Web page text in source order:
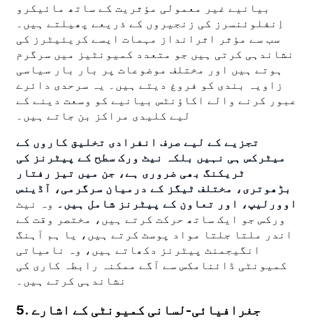
بیانیے غیر معمولی مؤثریت کے ساتھ مائیکرو
اِنفلوئنسرز کی زنجیروں کے ذریعے پھیلتے ہیں۔
سب سے مؤثر اثرانداز مہمات ایسے کریئیٹرز کی
نشاندہی کرتی ہیں جو متعدد کمیونٹیز میں سرگرم
ہوتے ہیں اور مختلف موضوعات پر بار بار سیاسی
زاویہ بندی کو فروغ دیتے ہیں۔ یہ سرحدی دائرے
عبور کرنے والے اکاؤنٹس بیانیے کو وسعت دینے کے
لیے کلیدی مراکز بن جاتے ہیں۔
تجزیے کے لیے صرف انفرادی تخلیق کاروں کے
میٹرکس ہی نہیں بلکہ نیٹ ورک سطح کے پیٹرنز کی
ٹریکنگ بھی ضروری ہے، جن میں تیز رفتار
بڑھوتری، مختلف ٹیگز کے درمیان سرگرمی، آڈینس
اوورلیپ، اور تعاون کے پیٹرنز شامل ہیں۔ وہ نیٹ
ورکس جو ایک ساتھ حرکت کرتے ہیں، مختصر وقت کے
اندر ملتا جلتا مواد پوسٹ کرتے ہیں، یا ہم آہنگ
انگیجمنٹ پیٹرنز دکھاتے ہیں، وہ نامیاتی
کمیونٹی ڈائنامکس سے آگے ممکنہ رابطہ کاری کی
نشاندہی کرتے ہیں۔
5. جغرافیائی-لسانی کمیونٹی کے اشارے